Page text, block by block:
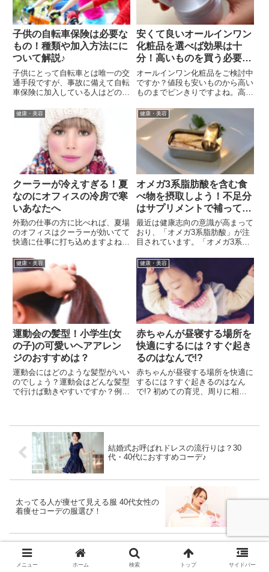
子供の自転車保険は必要な
もの！種類や加入方法にに
ついて解説♪
子供にとって自転車とは唯一の交
通手段ですが、事故に備えて自転
車保険に加入している人はどのく
保険の強制加入制度があります
が、自転車には強制加入制度があ
りません。また、自転車保険の加
入者数は増加傾向にはあります
安くて良いオールインワン
化粧品を選べば効果は十
分！高いものを買う必要な
し！
オールインワン化粧品をご検討中
ですか？値段も安いものから高い
ものまでピンきりですよね。高価
れているイメージで試したくなる
気持ちも分かりますが、最近の化
粧品は安いものでも製造技術が良
くなっているので、価格だけで
は...
健康・美容
クーラーが冷えすぎる！夏
なのにオフィスの冷房で寒
いあなたへ
外勤の仕事の方に比べれば、夏場
のオフィスはクーラーが効いてて
快適に仕事に打ち込めますよね。
いって方も多いんじゃないでしょ
うか？ 自分の家なら勝手に温度
や風量を調節できますが、会社の
オフィスではそうは行きません
よ...
健康・美容
オメガ3系脂肪酸を含む食
べ物を摂取しよう！不足分
はサプリメントで補ってサ
ラサラに♪
最近は健康志向の意識が高まって
おり、「オメガ3系脂肪酸」が注
目されています。「オメガ3系脂
はないかと思われがちですが、最
近の私たちの食生活は欧米化して
きており、「オメガ3系脂肪酸」
などの必要な成分をなかなか摂
取...
健康・美容
運動会の髪型！小学生(女
の子)の可愛いヘアアレン
ジのおすすめは？
運動会にはどのような髪型がいい
のでしょう？運動会はどんな髪型
で行けば動きやすいですか？例え
ています。 組み立て体操で寝転
ぶので崩れにくい髪型がいいで
す...
健康・美容
赤ちゃんが昼寝する場所を
快適にするには？すぐ起き
るのはなんで!?
赤ちゃんが昼寝する場所を快適に
するには？すぐ起きるのはなん
で!? 初めての育児、周りに相談
ま...
結婚式お呼ばれドレスの流行りは？30
代・40代におすすめコーデ♪
太ってる人が痩せて見える服 40代女性の
着痩せコーデの服選び！
メニュー ホーム 検索 トップ サイドバー